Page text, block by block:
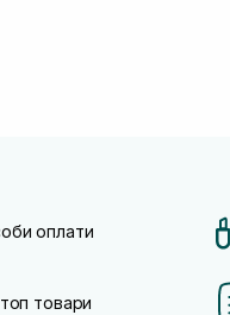
оплати
товари